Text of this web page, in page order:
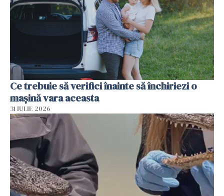
Ce trebuie să verifici înainte să închiriezi o
mașină vara aceasta
31 IULIE 2026